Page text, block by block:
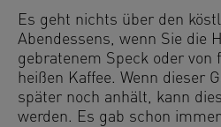
Es geht nichts über den
Abendessens, wenn Sie die
gebratenem Speck oder von
heißen Kaffee. Wenn dieser
später noch anhält, kann
werden. Es gab schon